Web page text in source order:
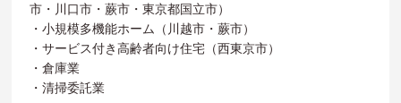
市・川口市・蕨市・東京都国立市）
・小規模多機能ホーム（川越市・蕨市）
・サービス付き高齢者向け住宅（西東京市）
・倉庫業
・清掃委託業